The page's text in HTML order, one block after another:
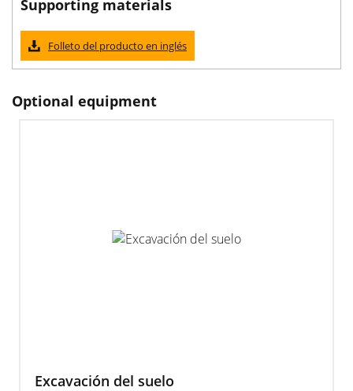
Supporting materials
Folleto del producto en inglés
Optional equipment
Excavación del suelo